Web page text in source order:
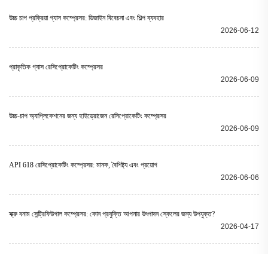
উচ্চ চাপ প্রক্রিয়া গ্যাস কম্প্রেসর: ডিজাইন বিবেচনা এবং শিল্প ব্যবহার
2026-06-12
প্রাকৃতিক গ্যাস রেসিপ্রোকেটিং কম্প্রেসর
2026-06-09
উচ্চ-চাপ অ্যাপ্লিকেশনের জন্য হাইড্রোজেন রেসিপ্রোকেটিং কম্প্রেসর
2026-06-09
API 618 রেসিপ্রোকেটিং কম্প্রেসর: মানক, বৈশিষ্ট্য এবং প্রয়োগ
2026-06-06
স্ক্রু বনাম সেন্ট্রিফিউগাল কম্প্রেসর: কোন প্রযুক্তি আপনার উৎপাদন স্কেলের জন্য উপযুক্ত?
2026-04-17